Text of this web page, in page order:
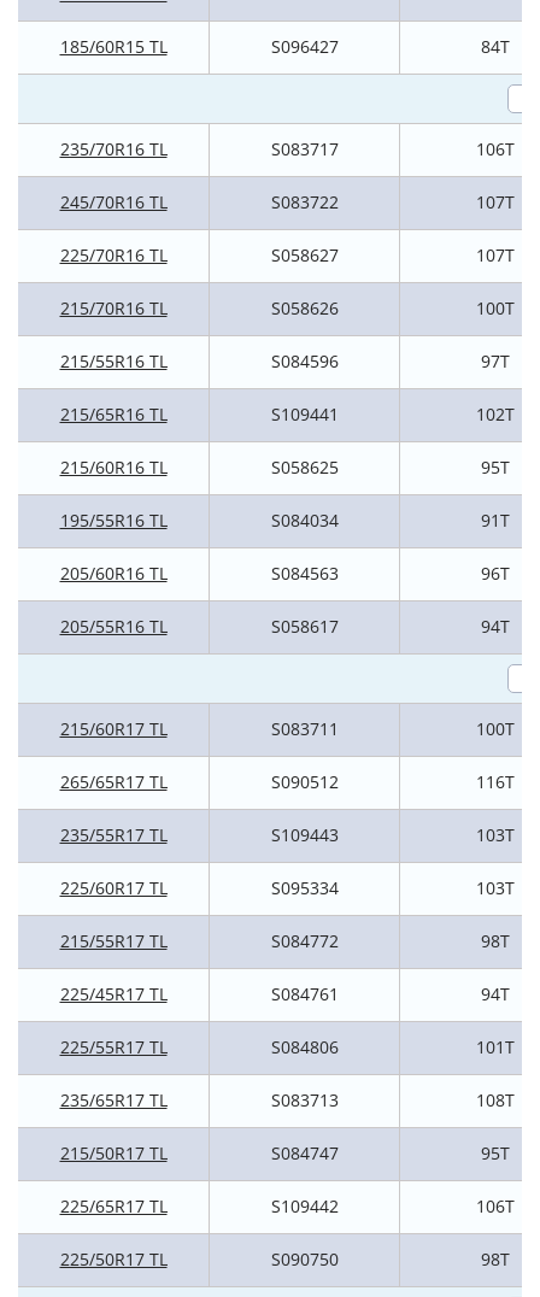
185/60R15 TL S096427 84T
235/70R16 TL S083717 106T
245/70R16 TL S083722 107T
225/70R16 TL S058627 107T
215/70R16 TL S058626 100T
215/55R16 TL S084596 97T
215/65R16 TL S109441 102T
215/60R16 TL S058625 95T
195/55R16 TL S084034 91T
205/60R16 TL S084563 96T
205/55R16 TL S058617 94T
215/60R17 TL S083711 100T
265/65R17 TL S090512 116T
235/55R17 TL S109443 103T
225/60R17 TL S095334 103T
215/55R17 TL S084772 98T
225/45R17 TL S084761 94T
225/55R17 TL S084806 101T
235/65R17 TL S083713 108T
215/50R17 TL S084747 95T
225/65R17 TL S109442 106T
225/50R17 TL S090750 98T